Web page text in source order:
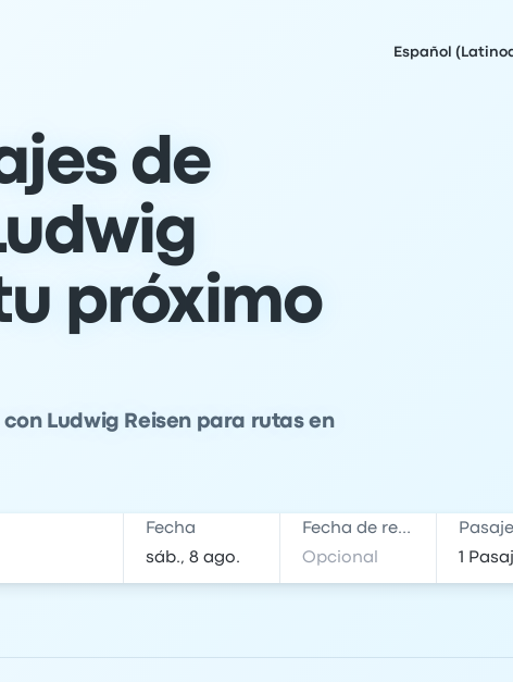
Español
de
próximo
Ludwig Reisen para rutas en
Fecha Fecha de regreso